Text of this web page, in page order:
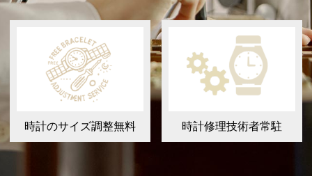
時計のサイズ調整無料 時計修理技術者常駐